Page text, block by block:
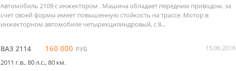
Автомобиль 2109 с инжектором . Машина обладает передним приводом, за
счет своей формы имеет повышенную стойкость на трассе. Мотор в
инжекторном автомобиле четырехцилиндровый, с 8...
ВАЗ 2114 160 000 РУБ
15.06.2016
2011 г.в., 80 л.c., 80 км.